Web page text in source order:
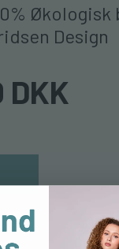
Økologisk
Design
DKK